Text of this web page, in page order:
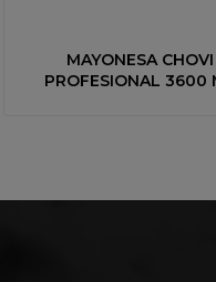
MAYONESA CHOVI
PROFESIONAL 3600